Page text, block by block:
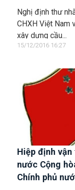
liệu, phương
cầu đường bộ
Lào Cai - Hà
Nghị định thư
CHXH Việt Nam
xây dựng cầu...
15/12/2016 16:27
Hiệp định
nước Cộng
Chính phủ